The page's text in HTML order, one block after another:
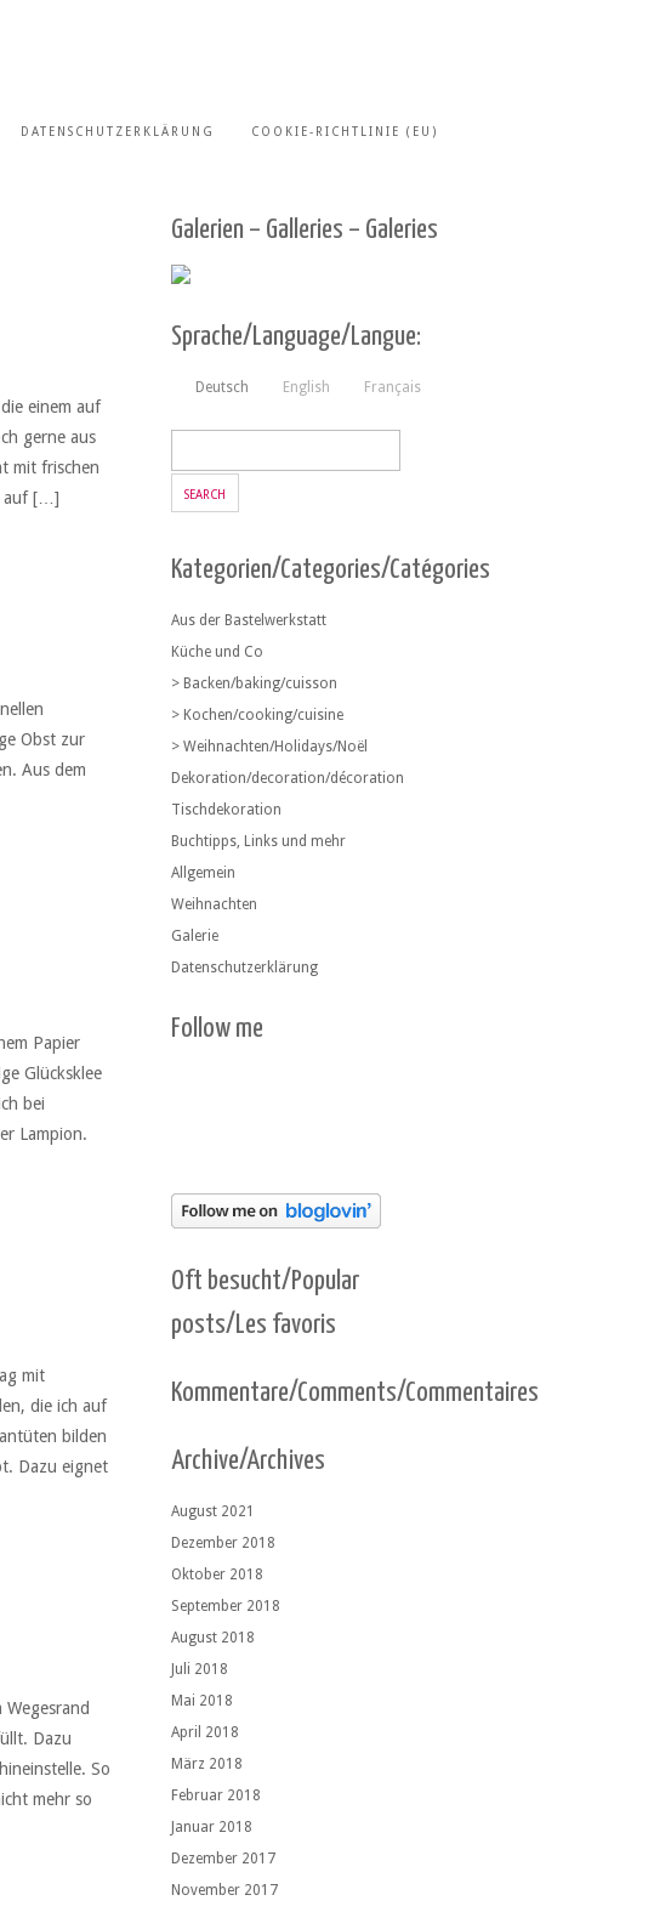
DATENSCHUTZERKLÄRUNG COOKIE-RICHTLINIE (EU)
einem auf
gerne aus
mit frischen
auf […]
Obst zur
Aus dem
Papier
Glücksklee
bei
Lampion.
mit
die ich auf
bilden
Dazu eignet
Dazu
So
mehr so
Galerien – Galleries – Galeries
Sprache/Language/Langue:
Deutsch English Français
Kategorien/Categories/Catégories
Aus der Bastelwerkstatt
Küche und Co
> Backen/baking/cuisson
> Kochen/cooking/cuisine
> Weihnachten/Holidays/Noël
Dekoration/decoration/décoration
Tischdekoration
Buchtipps, Links und mehr
Allgemein
Weihnachten
Galerie
Datenschutzerklärung
Follow me
Oft besucht/Popular
posts/Les favoris
Kommentare/Comments/Commentaires
Archive/Archives
August 2021
Dezember 2018
Oktober 2018
September 2018
August 2018
Juli 2018
Mai 2018
April 2018
März 2018
Februar 2018
Januar 2018
Dezember 2017
November 2017